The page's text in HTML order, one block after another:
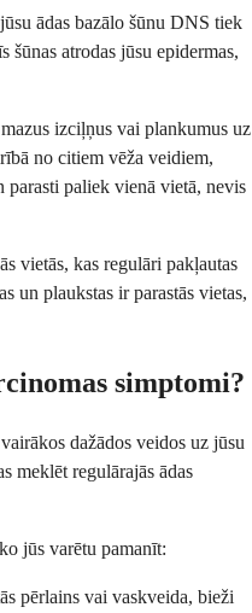
ādas bazālo šūnu DNS tiek
šūnas atrodas jūsu epidermas,
izciļņus vai plankumus uz
no citiem vēža veidiem,
paliek vienā vietā, nevis
vietās, kas regulāri pakļautas
un plaukstas ir parastās vietas,
simptomi?
dažādos veidos uz jūsu
meklēt regulārajās ādas
jūs varētu pamanīt:
pērlains vai vaskveida, bieži